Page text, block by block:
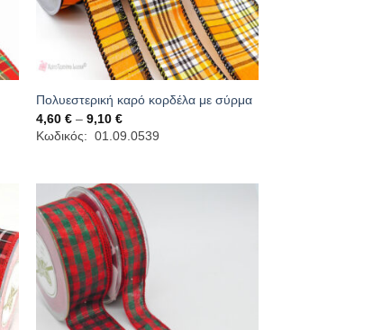
Πολυεστερική καρό κορδέλα με σύρμα
4,60€ – 9,10€Price
range:
4,60 €
Κωδικός: 01.09.0539